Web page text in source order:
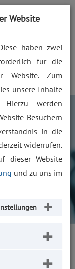
gemeinsam
uns,
Website
haben zwei
für die
Website. Zum
unsere Inhalte
werden
Besuchern
in die
widerrufen.
dieser Website
und zu uns im